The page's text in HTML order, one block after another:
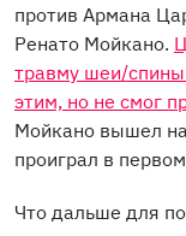
против Армана
Ренато Мойкано.
травму шеи/спины
этим, но не смог
Мойкано вышел на
проиграл в
Что дальше для